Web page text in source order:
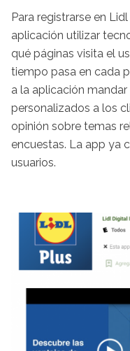
Para registrarse en
aplicación utilizar
qué páginas visita el
tiempo pasa en cada
a la aplicación
personalizados a los
opinión sobre temas
encuestas. La app ya
usuarios.